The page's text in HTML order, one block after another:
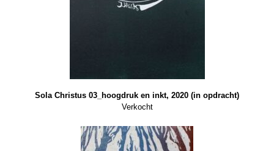
Sola Christus 03_hoogdruk en inkt, 2020 (in opdracht)
Verkocht